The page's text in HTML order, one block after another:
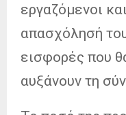
εργαζόμενοι
απασχόλησή
εισφορές που
αυξάνουν τη